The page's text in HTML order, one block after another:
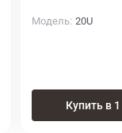
Модель 20U
Купить в